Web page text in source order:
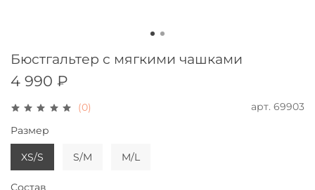
(0) арт. 69903
Бюстгальтер с мягкими чашками
4 990 ₽
Размер
XS/S S/M M/L
Состав